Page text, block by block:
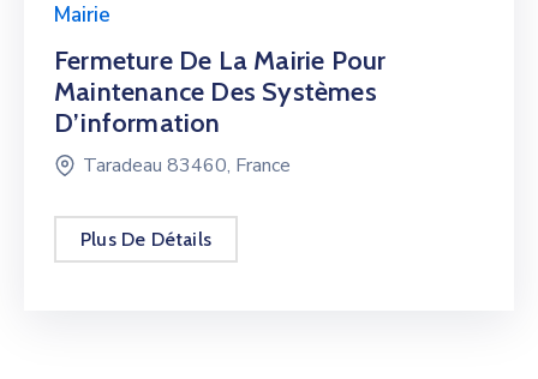
Mairie
Fermeture De La Mairie Pour
Maintenance Des Systèmes
D’information
Taradeau 83460, France
Plus De Détails